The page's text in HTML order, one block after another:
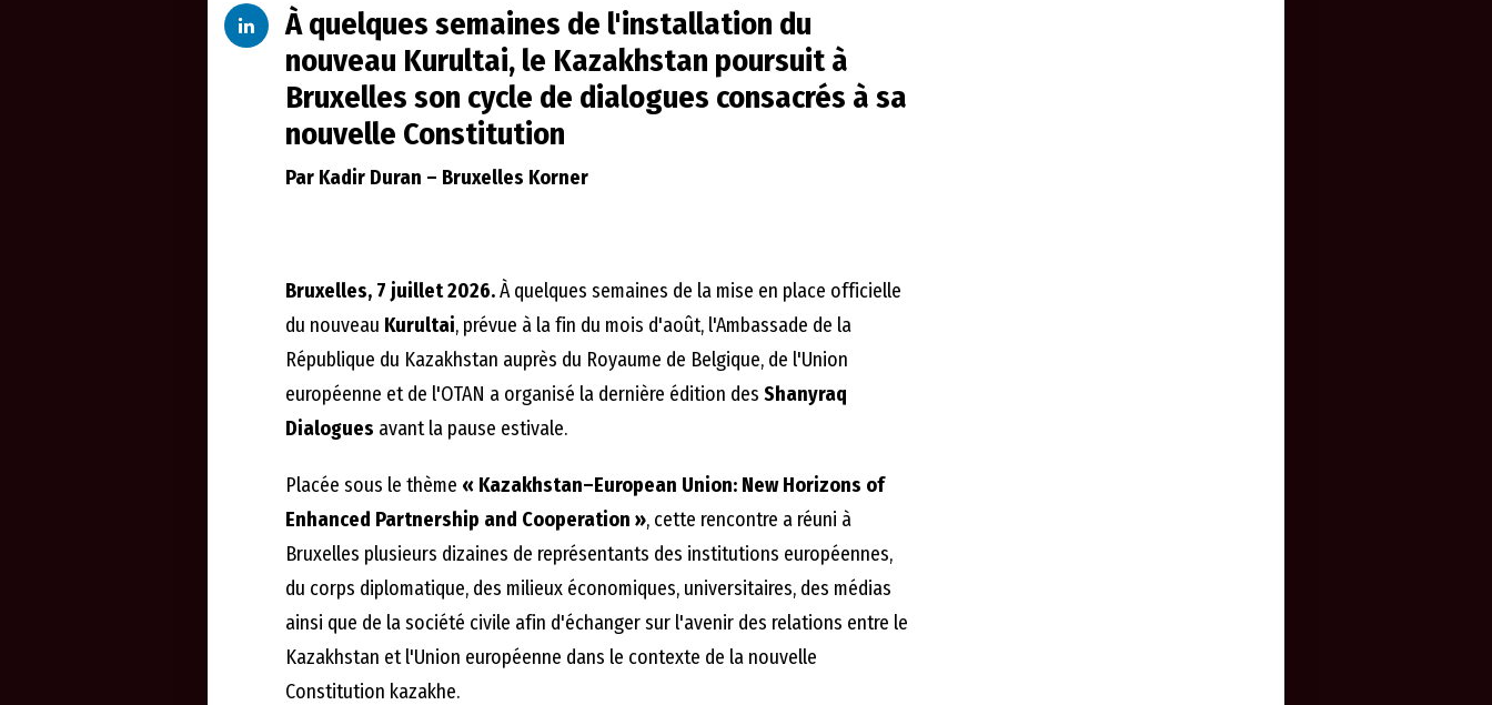
À quelques semaines de l'installation du
nouveau Kurultai, le Kazakhstan poursuit à
Bruxelles son cycle de dialogues consacrés à sa
nouvelle Constitution
Par Kadir Duran – Bruxelles Korner
Bruxelles, 7 juillet 2026.À quelques semaines de la mise en place officielle
du nouveau Kurultai, prévue à la fin du mois d'août, l'Ambassade de la
République du Kazakhstan auprès du Royaume de Belgique, de l'Union
européenne et de l'OTAN a organisé la dernière édition des Shanyraq
Dialogues avant la pause estivale.
Placée sous le thème « Kazakhstan–European Union: New Horizons of
Enhanced Partnership and Cooperation », cette rencontre a réuni à
Bruxelles plusieurs dizaines de représentants des institutions européennes,
du corps diplomatique, des milieux économiques, universitaires, des médias
ainsi que de la société civile afin d'échanger sur l'avenir des relations entre le
Kazakhstan et l'Union européenne dans le contexte de la nouvelle
Constitution kazakhe.